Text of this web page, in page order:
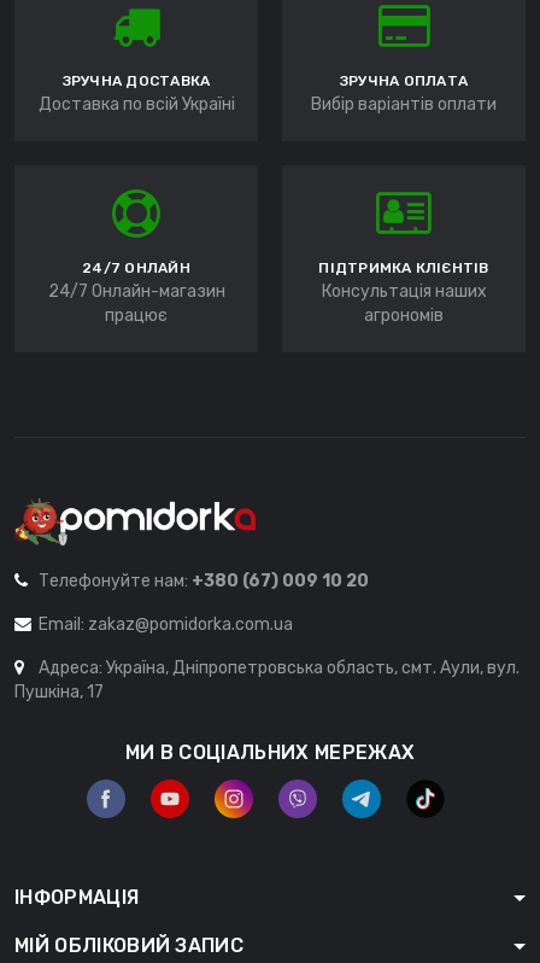
ЗРУЧНА ДОСТАВКА
Доставка по всій Україні
ЗРУЧНА ОПЛАТА
Вибір варіантів оплати
24/7 ОНЛАЙН
24/7 Онлайн-магазин
працює
ПІДТРИМКА КЛІЄНТІВ
Консультація наших
агрономів
Телефонуйте нам: +380 (67) 009 10 20
Email: zakaz@pomidorka.com.ua
Адреса: Україна, Дніпропетровська область, смт. Аули, вул.
Пушкіна, 17
МИ В СОЦІАЛЬНИХ МЕРЕЖАХ
ІНФОРМАЦІЯ
МІЙ ОБЛІКОВИЙ ЗАПИС